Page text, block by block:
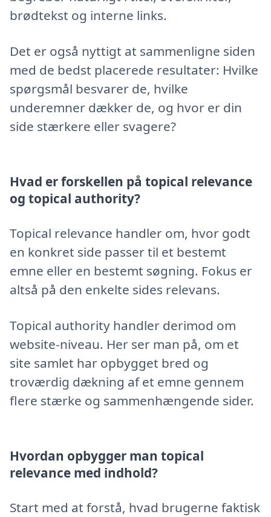
brødtekst og interne links.
Det er også nyttigt at sammenligne siden
med de bedst placerede resultater: Hvilke
spørgsmål besvarer de, hvilke
underemner dækker de, og hvor er din
side stærkere eller svagere?
Hvad er forskellen på topical relevance
og topical authority?
Topical relevance handler om, hvor godt
en konkret side passer til et bestemt
emne eller en bestemt søgning. Fokus er
altså på den enkelte sides relevans.
Topical authority handler derimod om
website-niveau. Her ser man på, om et
site samlet har opbygget bred og
troværdig dækning af et emne gennem
flere stærke og sammenhængende sider.
Hvordan opbygger man topical
relevance med indhold?
Start med at forstå, hvad brugerne faktisk